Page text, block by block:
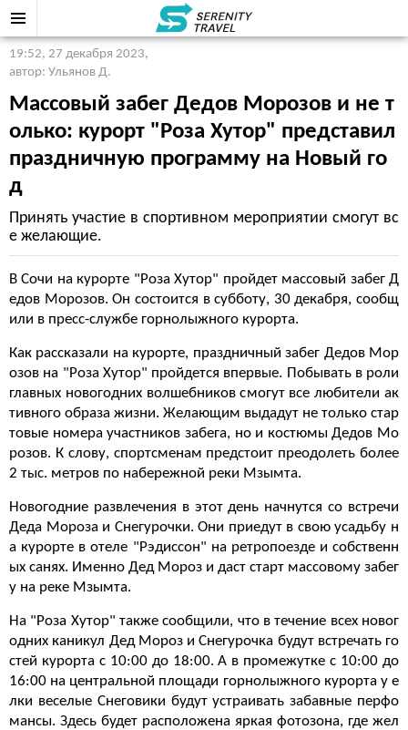
19:52, 27 декабря 2023,
автор: Ульянов Д.
Массовый забег Дедов Морозов и не т
олько: курорт "Роза Хутор" представил
праздничную программу на Новый го
д
Принять участие в спортивном мероприятии смогут вс
е желающие.
В Сочи на курорте "Роза Хутор" пройдет массовый забег Д
едов Морозов. Он состоится в субботу, 30 декабря, сообщ
или в пресс-службе горнолыжного курорта.
Как рассказали на курорте, праздничный забег Дедов Мор
озов на "Роза Хутор" пройдется впервые. Побывать в роли
главных новогодних волшебников смогут все любители ак
тивного образа жизни. Желающим выдадут не только стар
товые номера участников забега, но и костюмы Дедов Мо
розов. К слову, спортсменам предстоит преодолеть более
2 тыс. метров по набережной реки Мзымта.
Новогодние развлечения в этот день начнутся со встречи
Деда Мороза и Снегурочки. Они приедут в свою усадьбу н
а курорте в отеле "Рэдиссон" на ретропоезде и собственн
ых санях. Именно Дед Мороз и даст старт массовому забег
у на реке Мзымта.
На "Роза Хутор" также сообщили, что в течение всех новог
одних каникул Дед Мороз и Снегурочка будут встречать го
стей курорта с 10:00 до 18:00. А в промежутке с 10:00 до
16:00 на центральной площади горнолыжного курорта у е
лки веселые Снеговики будут устраивать забавные перфо
мансы. Здесь будет расположена яркая фотозона, где жел